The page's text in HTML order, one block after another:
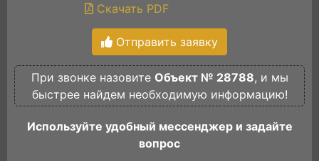
Скачать PDF
Отправить заявку
При звонке назовите Объект № 28788, и мы
быстрее найдем необходимую информацию!
Используйте удобный мессенджер и задайте
вопрос